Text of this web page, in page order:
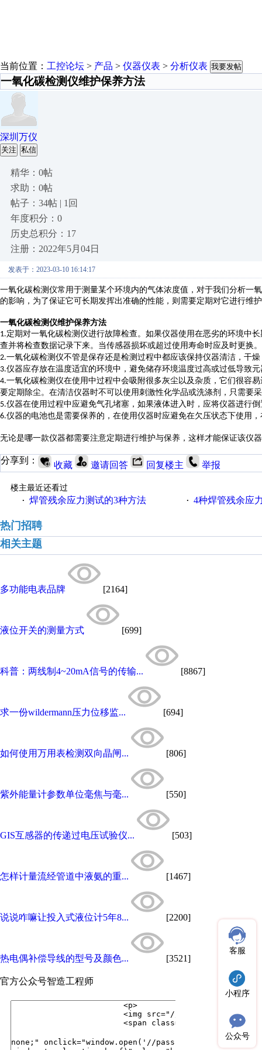
当前位置： 工控论坛 > 产品 > 仪器仪表 > 分析仪表 我要发帖
一氧化碳检测仪维护保养方法
深圳万仪
关注 私信
精华：0帖
求助：0帖
帖子：34帖 | 1回
年度积分：0
历史总积分：17
注册：2022年5月04日
发表于：2023-03-10 16:14:17
一氧化碳检测仪常用于测量某个环境内的气体浓度值，对于我们分析一
的影响，为了保证它可长期发挥出准确的性能，则需要定期对它进行维
一氧化碳检测仪维护保养方法
1.定期对一氧化碳检测仪进行故障检查。 如果仪器使用在恶劣的环境中长
查并将检查数据记录下来。 当传感器损坏或超过使用寿命时应及时更换。
2.一氧化碳检测仪不管是保存还是检测过程中都应该保持仪器清洁 ， 干燥
3.仪器应存放在温度适宜的环境中， 避免储存环境温度过高或过低导致
4.一氧化碳检测仪在使用中过程中会吸附很多灰尘以及杂质 ，它们很容易
要定期除尘。 在清洁仪器时不可以使用刺激性化学品或洗涤剂， 只需要
5.仪器在使用过程中应避免气孔堵塞， 如果液体进入 时 ， 应将仪器进行倒
6.仪器的电池也是需要保养的，在使用仪器时应避免在欠压状态下使用，
无论是哪一款仪器都需要注意定期进行维护与保养，这样才能保证该仪
分享到： 收藏 邀请回答 回复楼主 举报
楼主最近还看过
· 焊管残余应力测试的3种方法 · 4种焊管残余应
热门招聘
相关主题
多功能电表品牌 [2164]
液位开关的测量方式 [699]
科普：两线制4~20mA信号的传输... [8867]
求一份wildermann压力位移监... [694]
如何使用万用表检测双向晶闸... [806]
紫外能量计参数单位毫焦与毫... [550]
GIS互感器的传递过电压试验仪... [503]
怎样计量流经管道中液氨的重... [1467]
说说咋嘛让投入式液位计5年8... [2200]
热电偶补偿导线的型号及颜色... [3521]
官方公众号智造工程师
客服
小程序
公众号